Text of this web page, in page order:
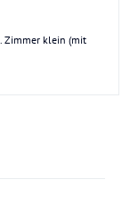
Zimmer klein (mit